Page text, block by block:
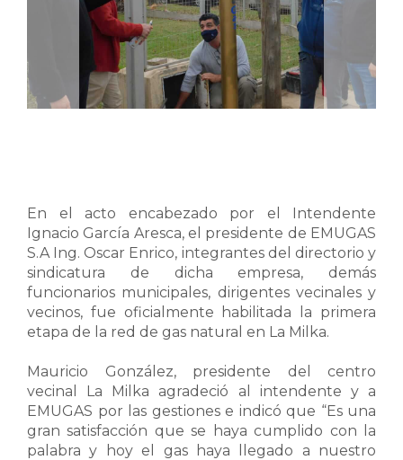
En el acto encabezado por el Intendente
Ignacio García Aresca, el presidente de EMUGAS
S.A Ing. Oscar Enrico, integrantes del directorio y
sindicatura de dicha empresa, demás
funcionarios municipales, dirigentes vecinales y
vecinos, fue oficialmente habilitada la primera
etapa de la red de gas natural en La Milka.
Mauricio González, presidente del centro
vecinal La Milka agradeció al intendente y a
EMUGAS por las gestiones e indicó que “Es una
gran satisfacción que se haya cumplido con la
palabra y hoy el gas haya llegado a nuestro